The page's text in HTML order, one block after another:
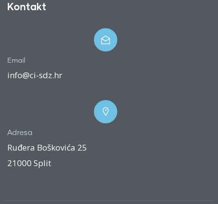
Kontakt
Email
info@ci-sdz.hr
Adresa
Ruđera Boškovića 25
21000 Split